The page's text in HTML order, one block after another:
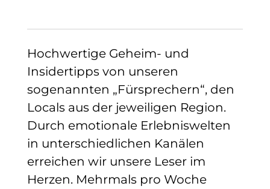
Hochwertige Geheim- und
Insidertipps von unseren
sogenannten „Fürsprechern“, den
Locals aus der jeweiligen Region.
Durch emotionale Erlebniswelten
in unterschiedlichen Kanälen
erreichen wir unsere Leser im
Herzen. Mehrmals pro Woche